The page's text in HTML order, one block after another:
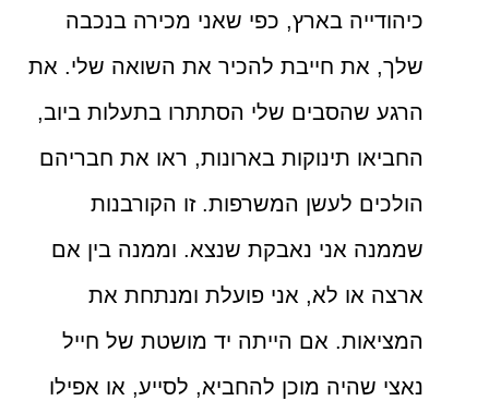
כיהודייה בארץ, כפי שאני מכירה בנכבה
שלך, את חייבת להכיר את השואה שלי. את
הרגע שהסבים שלי הסתתרו בתעלות ביוב,
החביאו תינוקות בארונות, ראו את חבריהם
הולכים לעשן המשרפות. זו הקורבנות
שממנה אני נאבקת שנצא. וממנה בין אם
ארצה או לא, אני פועלת ומנתחת את
המציאות. אם הייתה יד מושטת של חייל
נאצי שהיה מוכן להחביא, לסייע, או אפילו